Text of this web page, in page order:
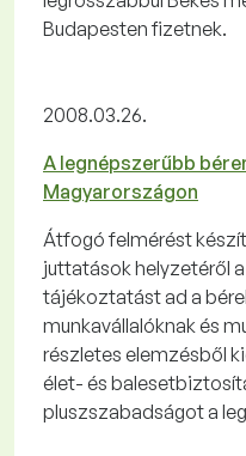
Budapesten fizetnek.
2008.03.26.
A legnépszerűbb
Magyarországon
Átfogó felmérést
juttatások helyzetéről
tájékoztatást ad a
munkavállalóknak és
részletes elemzésből
élet- és
pluszszabadságot a